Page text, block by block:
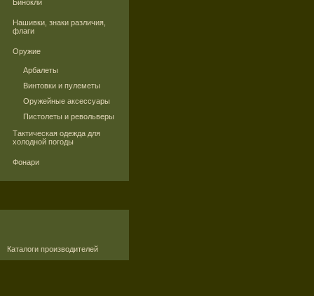
Бинокли
Нашивки, знаки различия,
флаги
Оружие
Арбалеты
Винтовки и пулеметы
Оружейные аксессуары
Пистолеты и револьверы
Тактическая одежда для
холодной погоды
Фонари
Каталоги производителей